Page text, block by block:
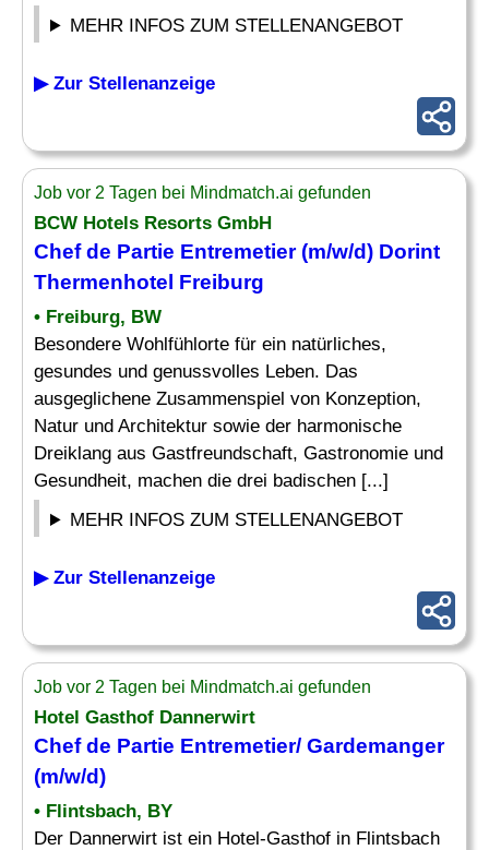
MEHR INFOS ZUM STELLENANGEBOT
▶ Zur Stellenanzeige
Job vor 2 Tagen bei Mindmatch.ai gefunden
BCW Hotels Resorts GmbH
Chefde Partie Entremetier(m/w/d) Dorint
Thermenhotel Freiburg
• Freiburg, BW
Besondere Wohlfühlorte für ein natürliches,
gesundes und genussvolles Leben. Das
ausgeglichene Zusammenspiel von Konzeption,
Natur und Architektur sowie der harmonische
Dreiklang aus Gastfreundschaft, Gastronomie und
Gesundheit, machen die drei badischen [...]
MEHR INFOS ZUM STELLENANGEBOT
▶ Zur Stellenanzeige
Job vor 2 Tagen bei Mindmatch.ai gefunden
Hotel Gasthof Dannerwirt
Chefde Partie Entremetier/ Gardemanger
(m/w/d)
• Flintsbach, BY
Der Dannerwirt ist ein Hotel-Gasthof in Flintsbach